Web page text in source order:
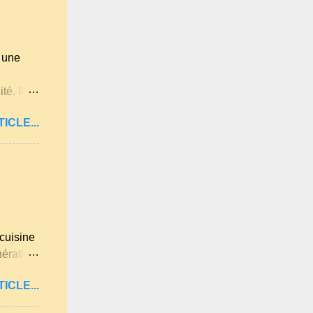
Il
des
et
et
de la